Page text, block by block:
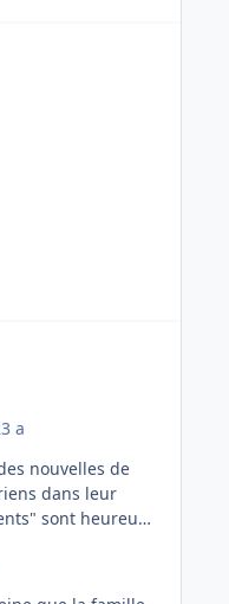
3 a
nouvelles de
dans leur
sont heureux
sont aussi très